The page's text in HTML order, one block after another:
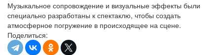
Музыкальное сопровождение и визуальные эффекты были
специально разработаны к спектаклю, чтобы создать
атмосферное погружение в происходящее на сцене.
Поделиться: